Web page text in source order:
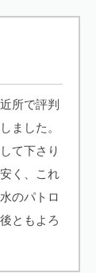
所で評判
ました。
て下さり
く、これ
のパトロ
ともよろ